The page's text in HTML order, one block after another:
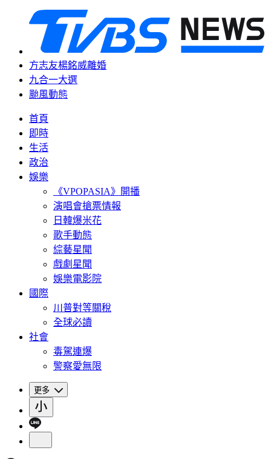
方志友楊銘威離婚
九合一大選
颱風動態
首頁
即時
生活
政治
娛樂
《VPOPASIA》開播
演唱會搶票情報
日韓爆米花
歌手動態
綜藝星聞
戲劇星聞
娛樂電影院
國際
川普對等關稅
全球必讀
社會
毒駕連爆
警察愛無限
更多